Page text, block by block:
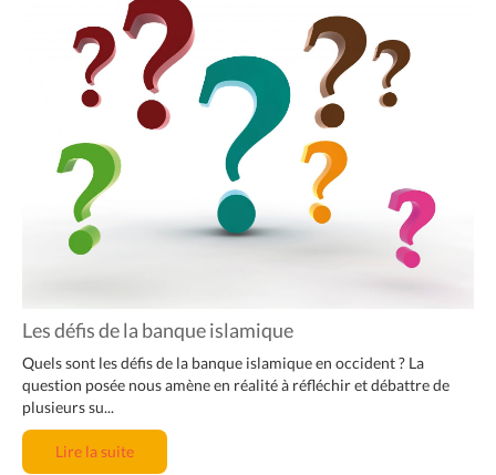
Les défis de la banque islamique
Quels sont les défis de la banque islamique en occident ? La
question posée nous amène en réalité à réfléchir et débattre de
plusieurs su...
Lire la suite